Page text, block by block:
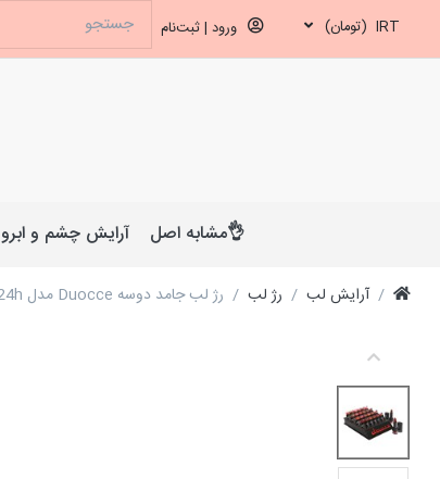
IRT (تومان) ورود | ثبت‌نام
👌مشابه اصل آرایش چشم و ابرو
آرایش لب رژ لب رژ لب جامد دوسه Duocce مدل MATTE 24h